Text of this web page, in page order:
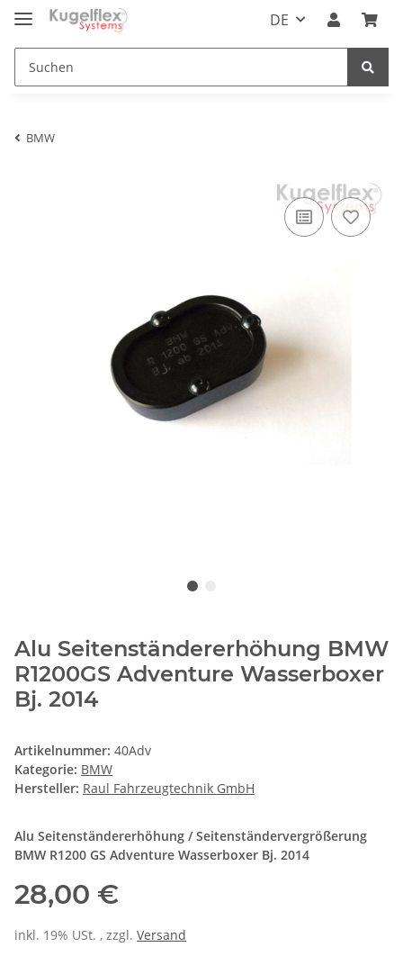
DE
BMW
Alu Seitenständererhöhung BMW
R1200GS Adventure Wasserboxer
Bj. 2014
Artikelnummer: 40Adv
Kategorie: BMW
Hersteller: Raul Fahrzeugtechnik GmbH
Alu Seitenständererhöhung / Seitenständervergrößerung
BMW R1200 GS Adventure Wasserboxer Bj. 2014
28,00 €
inkl. 19% USt. , zzgl. Versand